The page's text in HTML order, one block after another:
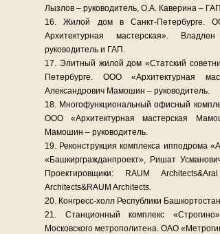
Лызлов – руководитель, О.А. Каверина –
16. Жилой дом в Санкт-Петербурге.
Архитектурная мастерская».
руководитель и ГАП.
17. Элитный жилой дом «Статский
Петербурге. ООО «Архитектурная
Александрович Мамошин – руководитель.
18. Многофункциональный офисный
ООО «Архитектурная мастерская
Мамошин – руководитель.
19. Реконструкция комплекса ипподрома
«Башкиргражданпроект», Ришат
Проектировщики: RAUM
Architects&RAUM Architects.
20. Конгресс-холл Республики
21. Станционный комплекс
Московского метрополитена. ОАО